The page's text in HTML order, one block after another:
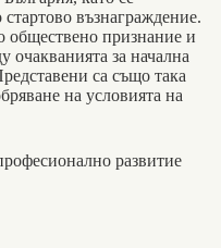
възнаграждение.
обществено признание и
очакванията за начална
са също така
на условията на
развитие